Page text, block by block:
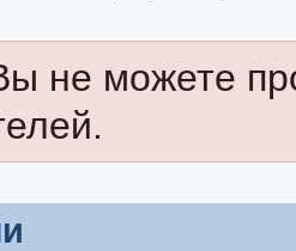
не можете